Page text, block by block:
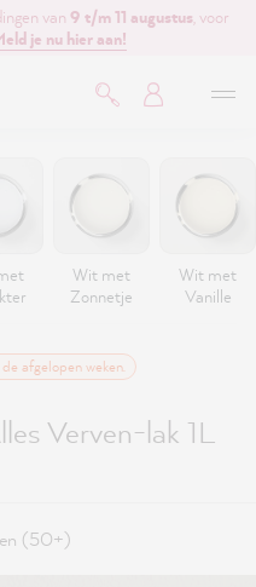
van 9 t/m 11 augustus , voor
je nu hier aan!
Wit met
Zonnetje
Wit met
Vanille
afgelopen weken.
Verven-lak 1L
(50+)